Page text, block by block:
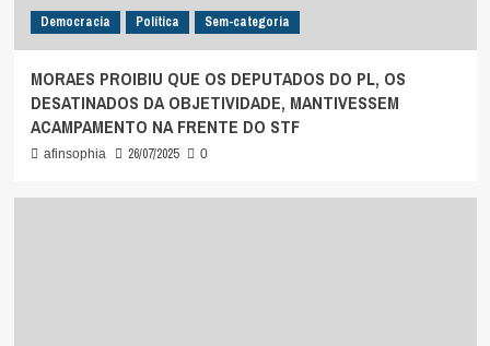
Democracia Política Sem-categoria
MORAES PROIBIU QUE OS DEPUTADOS DO PL, OS
DESATINADOS DA OBJETIVIDADE, MANTIVESSEM
ACAMPAMENTO NA FRENTE DO STF
afinsophia 26/07/2025 0